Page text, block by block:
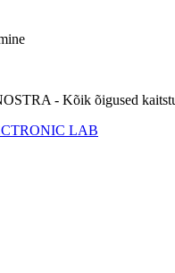
- Kõik õigused
LAB